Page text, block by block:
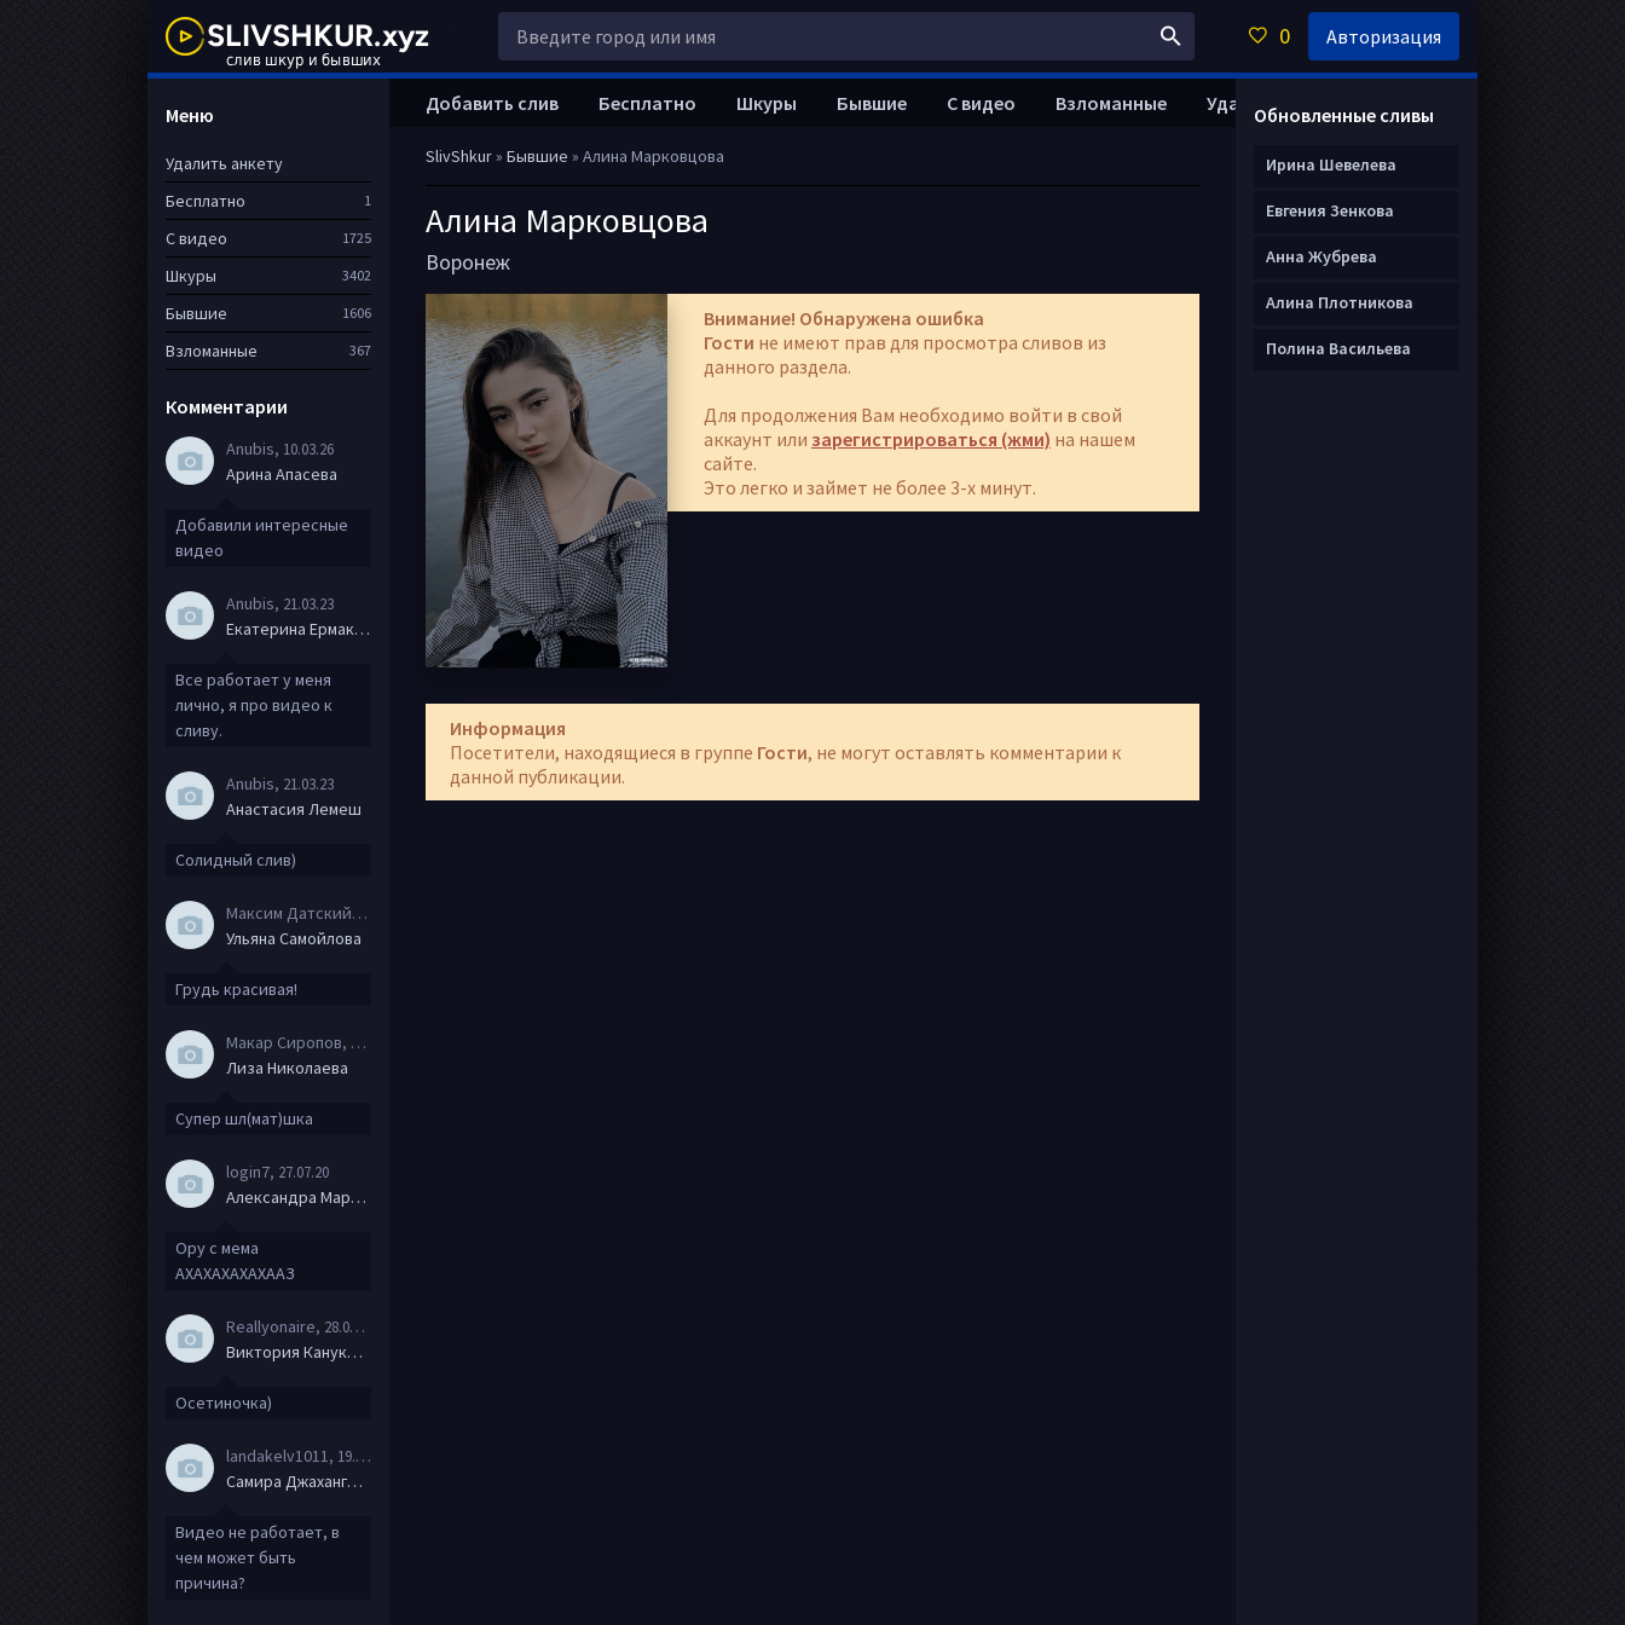
SlivShkur» Бывшие » Алина Марковцова
Алина Марковцова
Воронеж
Внимание! Обнаружена ошибка
Гости не имеют прав для просмотра сливов из
данного раздела.
Для продолжения Вам необходимо войти в свой
аккаунт или зарегистрироваться (жми) на нашем
сайте.
Это легко и займет не более 3-х минут.
Информация
Посетители, находящиеся в группе Гости, не могут оставлять комментарии к
данной публикации.
Добавить слив Бесплатно Шкуры Бывшие С видео Взломанные Удалить анкету
Меню
Удалить анкету
Бесплатно
1
С видео 1725
Шкуры 3402
Бывшие 1606
Взломанные 367
Комментарии
Anubis, 10.03.26
Арина Апасева
Добавили интересные
видео
Anubis, 21.03.23
Екатерина Ермакова
Все работает у меня
лично, я про видео к
сливу.
Anubis, 21.03.23
Анастасия Лемеш
Солидный слив)
Максим Датский
, 15.08.20
Ульяна Самойлова
Грудь красивая!
Макар Сиропов, 08.08.20
Лиза Николаева
Супер шл(мат)шка
login7, 27.07.20
Александра Маркова
Ору с мема
АХАХАХАХАХААЗ
Reallyonaire, 28.06.20
Виктория Канукова
Осетиночка)
landakelv1011 , 19.06.20
Самира Джахангирова
Видео не работает, в
чем может быть
причина?
Обновленные сливы
Ирина Шевелева
Евгения Зенкова
Анна Жубрева
Алина Плотникова
Полина Васильева
0 Авторизация